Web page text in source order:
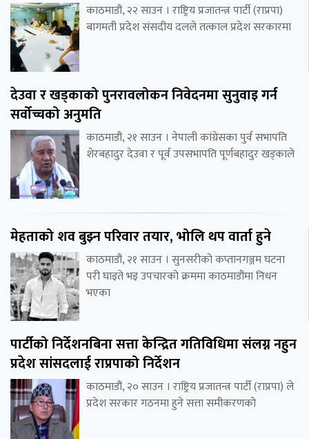
काठमाडौं, २२ साउन । राष्ट्रिय प्रजातन्त्र पार्टी (राप्रपा)
बागमती प्रदेश संसदीय दलले तत्काल प्रदेश सरकारमा
देउवा र खड्काको पुनरावलोकन निवेदनमा सुनुवाइ गर्न
सर्वोच्चको अनुमति
काठमाडौं, २१ साउन । नेपाली कांग्रेसका पुर्व सभापति
शेरबहादुर देउवा र पूर्व उपसभापति पूर्णबहादुर खड्काले
मेहताको शव बुझ्न परिवार तयार, भोलि थप वार्ता हुने
काठमाडौं, २१ साउन । सुनसरीको कप्तानगञ्जम घटना
परी घाइते भइ उपचारको क्रममा काठमाडौंमा निधन
भएका
पार्टीको निर्देशनबिना सत्ता केन्द्रित गतिविधिमा संलग्न नहुन
प्रदेश सांसदलाई राप्रपाको निर्देशन
काठमाडौं, २० साउन । राष्ट्रिय प्रजातन्त्र पार्टी (राप्रपा) ले
प्रदेश सरकार गठनमा हुने सत्ता समीकरणको